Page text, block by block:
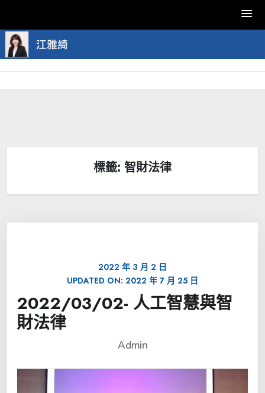
Skip
to
content
標籤: 智財法律
2022 年 3 月 2 日
UPDATED ON: 2022 年 7 月 25 日
2022/03/02- 人工智慧與智
財法律
Admin